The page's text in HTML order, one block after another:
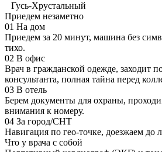
Гусь-Хрустальный
Приедем незаметно
01 На дом
Приедем за 20 минут, машина без
тихо.
02 В офис
Врач в гражданской одежде, заходит
консультанта, полная тайна перед
03 В отель
Берем документы для охраны,
внимания к номеру.
04 За город/СНТ
Навигация по гео-точке, доезжаем до
Что у врача с собой